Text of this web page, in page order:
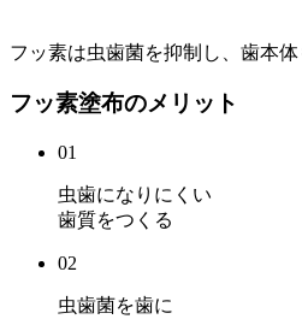
フッ素は虫歯菌を抑制し、歯本
フッ素塗布のメリット
01
虫歯になりにくい
歯質をつくる
02
虫歯菌を歯に